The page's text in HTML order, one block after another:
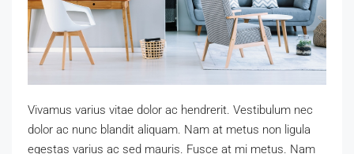
Vivamus varius vitae dolor ac hendrerit. Vestibulum nec
dolor ac nunc blandit aliquam. Nam at metus non ligula
egestas varius ac sed mauris. Fusce at mi metus. Nam